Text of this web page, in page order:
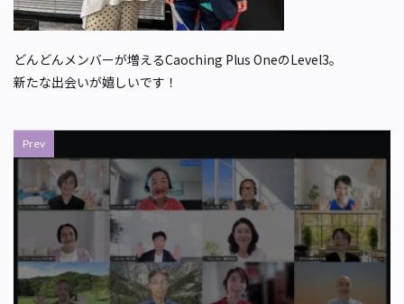
どんどんメンバーが増えるCaoching Plus OneのLevel3。
新たな出会いが嬉しいです！
Prev